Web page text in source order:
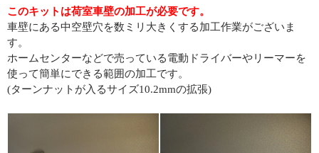
このキットは荷室車壁の加工が必要です。
車壁にある中空壁穴を数ミリ大きくする加工作業がございま
す。
ホームセンターなどで売っている電動ドライバーやリーマーを
使って簡単にできる範囲の加工です。
(ターンナットが入るサイズ10.2mmの拡張)